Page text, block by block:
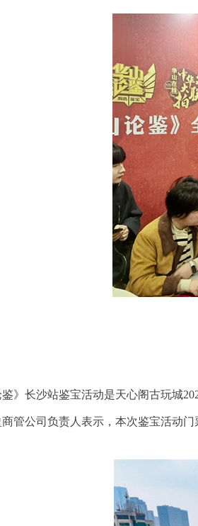
》长沙站鉴宝活动是天心阁古玩城
管公司负责人表示，本次鉴宝活动